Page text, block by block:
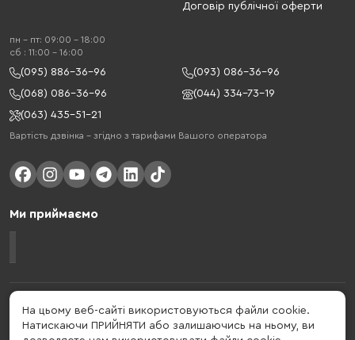
Договір публічної оферти
пн - пт: 09:00 - 18:00
cб : 11:00 - 16:00
(095) 886-36-96
(093) 086-36-96
(068) 086-36-96
(044) 334-73-19
(063) 435-51-21
Вартість дзвінка – згідно з тарифами Вашого оператора
Ми приймаємо
Gelius - український бренд, який активно розвивається у сфері смарт
гаджетів та мобільних аксесуарів. Бренд заснований в 2013 році. Gelius
- це набагато більше ніж просто бренд, це стиль життя, який об'єднує в
На цьому веб-сайті використовуються файли cookie.
Натискаючи ПРИЙНЯТИ або залишаючись на ньому, ви